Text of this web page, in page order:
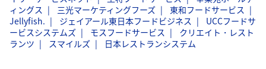
ィングス
三光マーケティングフーズ
東和フードサービス
Jellyfish.
ジェイアール東日本フードビジネス
UCCフードサ
ービスシステムズ
モスフードサービス
クリエイト・レスト
ランツ
スマイルズ 日本レストランシステム